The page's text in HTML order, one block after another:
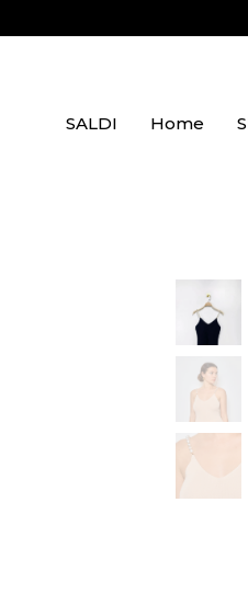
SALDI Home